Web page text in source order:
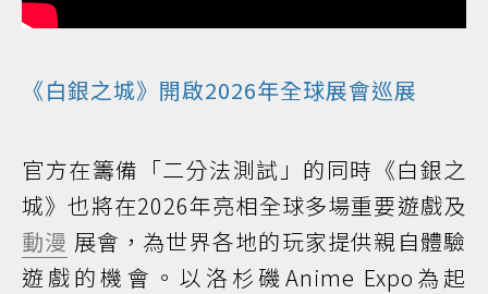
《白銀之城》開啟2026年全球展會巡展
官方在籌備「二分法測試」的同時《白銀之
城》也將在2026年亮相全球多場重要遊戲及
動漫 展會，為世界各地的玩家提供親自體驗
遊戲的機會。以洛杉磯Anime Expo為起